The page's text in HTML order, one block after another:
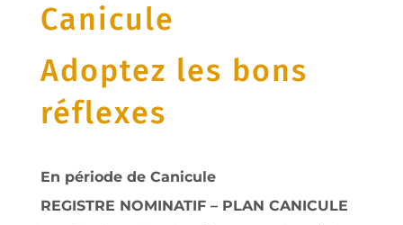
Canicule
Adoptez les bons
réflexes
En période de Canicule
REGISTRE NOMINATIF – PLAN CANICULE